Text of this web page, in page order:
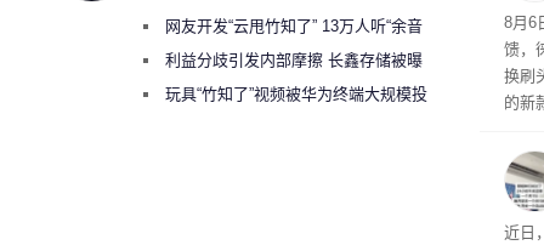
8月6
馈，
换刷
的新
近日
网友开发“云甩竹知了” 13万人听“余音
绕梁”利益分歧引发内部摩擦 长鑫存储被曝
曾将华为驻场工程师驱逐出研发基地
玩具“竹知了”视频被华为终端大规模投